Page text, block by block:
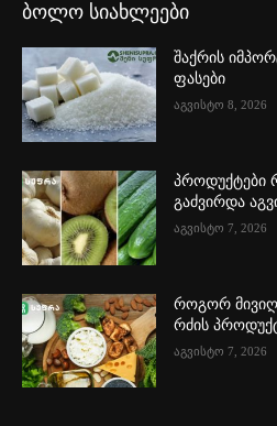
ბოლო სიახლეები
შაქრის
ფასები
აგვისტო 8, 2026
პროდუქტები
გაძვირდა
აგვისტო 7, 2026
როგორ
რძის
აგვისტო 7, 2026